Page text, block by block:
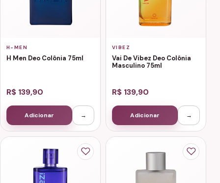
H-MEN
H Men Deo Colônia 75ml
R$ 139,90
Adicionar →
VIBEZ
Vai De Vibez Deo Colônia
Masculino 75ml
R$ 139,90
Adicionar →